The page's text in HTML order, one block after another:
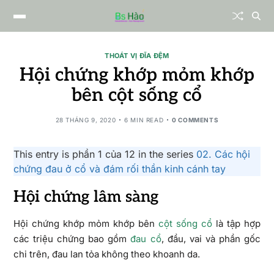
THOÁT VỊ ĐĨA ĐỆM
Hội chứng khớp mỏm khớp
bên cột sống cổ
28 THÁNG 9, 2020 6 MIN READ 0 COMMENTS
This entry is phần 1 của 12 in the series 02. Các hội
chứng đau ở cổ và đám rối thần kinh cánh tay
Hội chứng lâm sàng
Hội chứng khớp mỏm khớp bêncột sống cổ là tập hợp
các triệu chứng bao gồmđau cổ, đầu, vai và phần gốc
chi trên, đau lan tỏa không theo khoanh da.